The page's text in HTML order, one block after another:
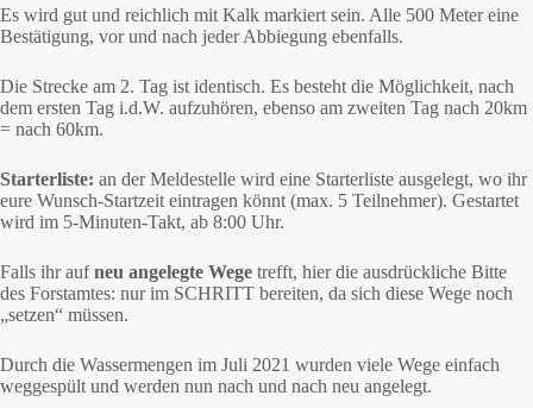
Es wird gut und reichlich mit Kalk markiert sein. Alle 500 Meter eine
Bestätigung, vor und nach jeder Abbiegung ebenfalls.
Die Strecke am 2. Tag ist identisch. Es besteht die Möglichkeit, nach
dem ersten Tag i.d.W. aufzuhören, ebenso am zweiten Tag nach 20km
= nach 60km.
Starterliste: an der Meldestelle wird eine Starterliste ausgelegt, wo ihr
eure Wunsch-Startzeit eintragen könnt (max. 5 Teilnehmer). Gestartet
wird im 5-Minuten-Takt, ab 8:00 Uhr.
Falls ihr aufneu angelegte Wege trefft, hier die ausdrückliche Bitte
des Forstamtes: nur im SCHRITT bereiten, da sich diese Wege noch
„setzen“ müssen.
Durch die Wassermengen im Juli 2021 wurden viele Wege einfach
weggespült und werden nun nach und nach neu angelegt.